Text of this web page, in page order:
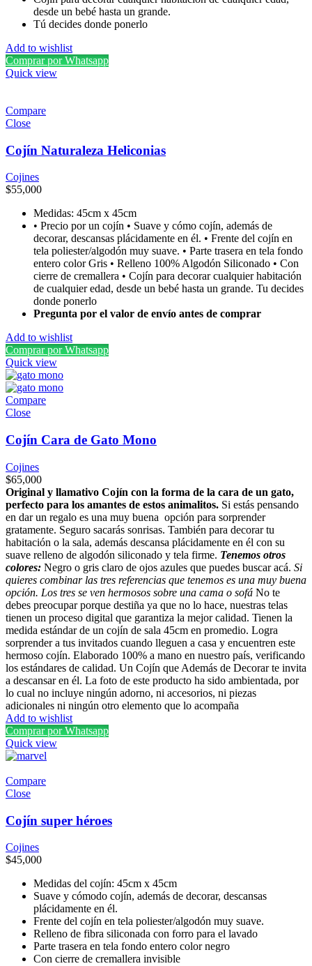
desde un bebé hasta un grande.
Tú decides donde ponerlo
Add to wishlist
Comprar por Whatsapp
Quick view
Compare
Close
Cojín Naturaleza Heliconias
Cojines
$55,000
Medidas: 45cm x 45cm
• Precio por un cojín • Suave y cómo cojín, además de
decorar, descansas plácidamente en él. • Frente del cojín en
tela poliester/algodón muy suave. • Parte trasera en tela fondo
entero color Gris • Relleno 100% Algodón Siliconado • Con
cierre de cremallera • Cojín para decorar cualquier habitación
de cualquier edad, desde un bebé hasta un grande. Tu decides
donde ponerlo
Pregunta por el valor de envío antes de comprar
Add to wishlist
Comprar por Whatsapp
Quick view
Compare
Close
Cojín Cara de Gato Mono
Cojines
$65,000
Original y llamativo Cojín con la forma de la cara de un gato,
perfecto para los amantes de estos animalitos. Si estás pensando
en dar un regalo es una muy buena opción para sorprender
gratamente. Seguro sacarás sonrisas. También para decorar tu
habitación o la sala, además descansa plácidamente en él con su
suave relleno de algodón siliconado y tela firme. Tenemos otros
colores: Negro o gris claro de ojos azules que puedes buscar acá. Si
quieres combinar las tres referencias que tenemos es una muy buena
opción. Los tres se ven hermosos sobre una cama o sofá No te
debes preocupar porque destiña ya que no lo hace, nuestras telas
tienen un proceso digital que garantiza la mejor calidad. Tienen la
medida estándar de un cojín de sala 45cm en promedio. Logra
sorprender a tus invitados cuando lleguen a casa y encuentren este
hermoso cojín. Elaborado 100% a mano en nuestro país, verificando
los estándares de calidad. Un Cojín que Además de Decorar te invita
a descansar en él. La foto de este producto ha sido ambientada, por
lo cual no incluye ningún adorno, ni accesorios, ni piezas
adicionales ni ningún otro elemento que lo acompaña
Add to wishlist
Comprar por Whatsapp
Quick view
Compare
Close
Cojín super héroes
Cojines
$45,000
Medidas del cojín: 45cm x 45cm
Suave y cómodo cojín, además de decorar, descansas
plácidamente en él.
Frente del cojín en tela poliester/algodón muy suave.
Relleno de fibra siliconada con forro para el lavado
Parte trasera en tela fondo entero color negro
Con cierre de cremallera invisible